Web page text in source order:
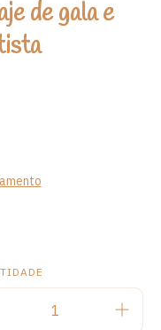
de gala e